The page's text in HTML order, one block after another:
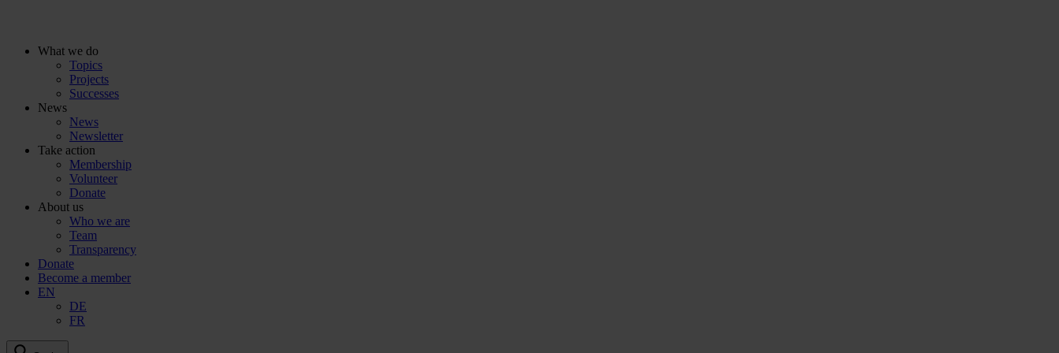
What we do
Topics
Projects
Successes
News
News
Newsletter
Take action
Membership
Volunteer
Donate
About us
Who we are
Team
Transparency
Donate
Become a member
EN
DE
FR